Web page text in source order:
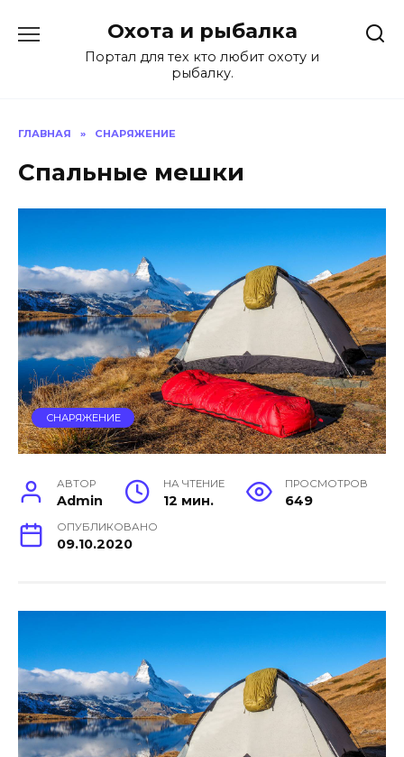
содержанию
Охота и рыбалка
Портал для тех кто любит охоту и
рыбалку.
ГЛАВНАЯ » СНАРЯЖЕНИЕ
Спальные мешки
СНАРЯЖЕНИЕ
АВТОР
Admin
НА ЧТЕНИЕ
12 мин.
ПРОСМОТРОВ
649
ОПУБЛИКОВАНО
09.10.2020